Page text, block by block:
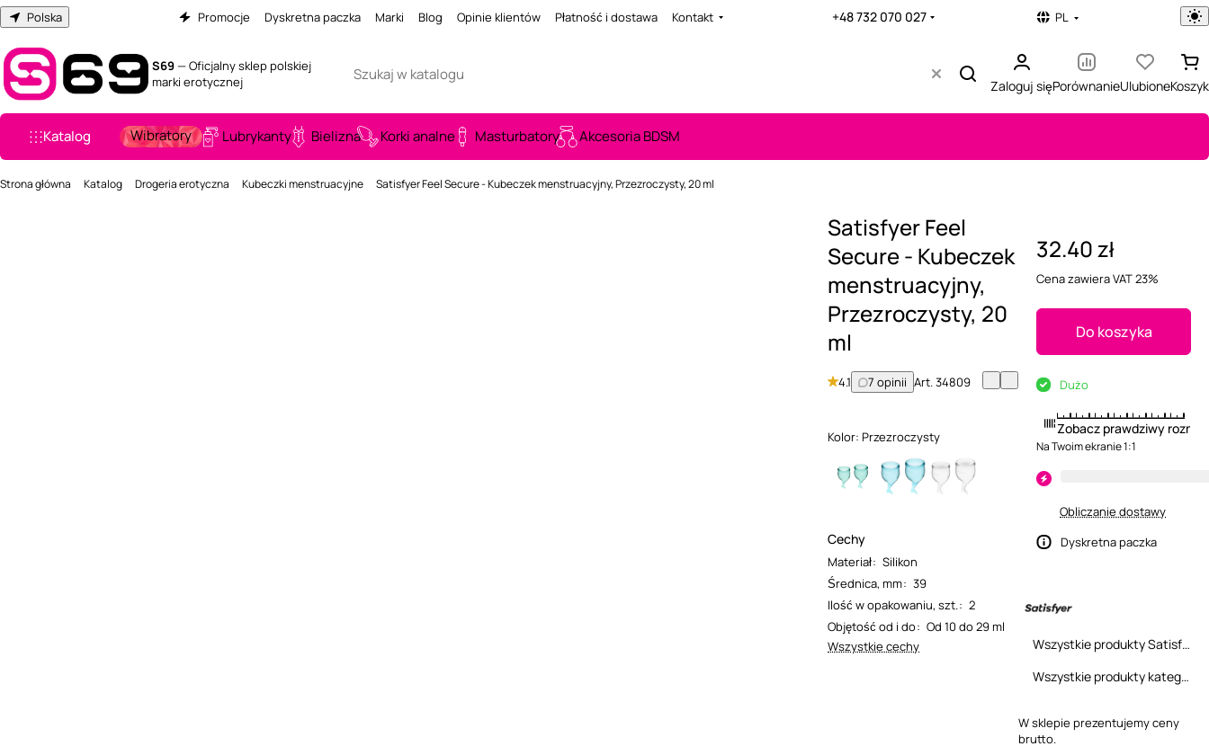
Polska Promocje Dyskretna paczka Marki Blog Opinie klientów Płatność i dostawa Kontakt +48 732 070 027 PL
S69— Oficjalny sklep polskiej
marki erotycznej
Zaloguj sięPorównanieUlubioneKoszyk
Katalog Wibratory Lubrykanty Bielizna Korki analne Masturbatory Akcesoria BDSM
Strona główna Katalog Drogeria erotyczna Kubeczki menstruacyjne Satisfyer Feel Secure - Kubeczek menstruacyjny, Przezroczysty, 20 ml
Satisfyer Feel
Secure - Kubeczek
menstruacyjny,
Przezroczysty, 20
ml
4.1 7 opinii Art.34809
Kolor: Przezroczysty
Cechy
Materiał: Silikon
Średnica, mm: 39
Ilość w opakowaniu, szt.: 2
Objętość od i do: Od 10 do 29 ml
Wszystkie cechy
32.40 zł
Cena zawiera VAT 23%
Do koszyka
Dużo
Zobacz prawdziwy
Na Twoim ekranie 1:1
Obliczanie dostawy
Dyskretna paczka
Wszystkie produkty Satisfyer
Wszystkie produkty kategorii
W sklepie prezentujemy ceny
brutto.